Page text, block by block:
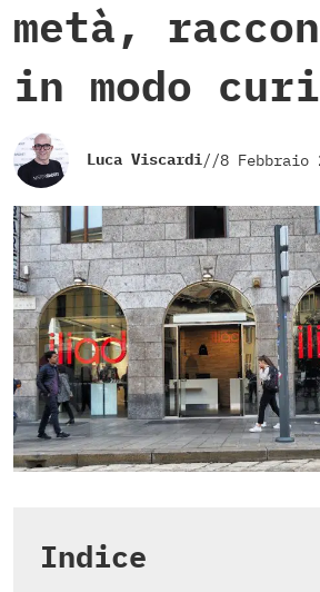
metà,
in modo
Luca Viscardi//8 Febbraio
Indice